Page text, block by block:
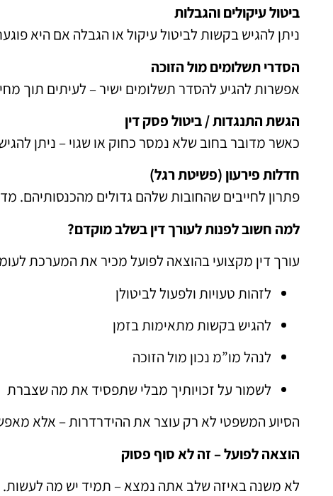
ביטול עיקולים והגבלות
ניתן להגיש בקשות לביטול עיקול או הגבלה אם היא
הסדרי תשלומים מול הזוכה
אפשרות להגיע להסדר תשלומים ישיר – לעיתים תוך
הגשת התנגדות / ביטול פסק דין
כאשר מדובר בחוב שלא נמסר כחוק או שגוי – ניתן
חדלות פירעון (פשיטת רגל)
פתרון לחייבים שהחובות שלהם גדולים מהכנסותיהם.
למה חשוב לפנות לעורך דין בשלב מוקדם?
עורך דין מקצועי בהוצאה לפועל מכיר את המערכת
לזהות טעויות ולפעול לביטולן
להגיש בקשות מתאימות בזמן
לנהל מו”מ נכון מול הזוכה
לשמור על זכויותיך מבלי שתפסיד את מה שצברת
הסיוע המשפטי לא רק עוצר את ההידרדרות – אלא
הוצאה לפועל – זה לא סוף פסוק
לא משנה באיזה שלב אתה נמצא – תמיד יש מה לעשות.